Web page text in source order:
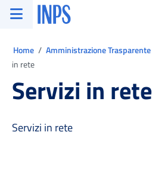
Vai al menu principale
Vai al contenuto principale
Vai al pie' di pagina
INPS ()
Home Amministrazione Trasparente
in rete
Servizi in rete
Servizi in rete